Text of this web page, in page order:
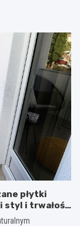
płytki
styl i trwałość